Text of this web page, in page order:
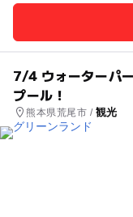
7/4 ウォーターパ
プール！
熊本県荒尾市 / 観光